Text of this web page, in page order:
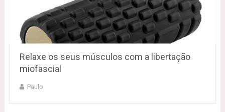
Relaxe os seus músculos com a libertação
miofascial
Paulo